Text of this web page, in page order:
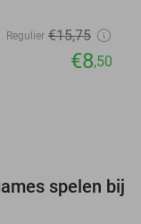
Regulier €15,75
€8,50
46%
spelen bij